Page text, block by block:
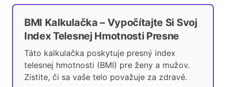
BMI Kalkulačka – Vypočítajte Si Svoj
Index Telesnej Hmotnosti Presne
Táto kalkulačka poskytuje presný index
telesnej hmotnosti (BMI) pre ženy a mužov.
Zistite, či sa vaše telo považuje za zdravé.